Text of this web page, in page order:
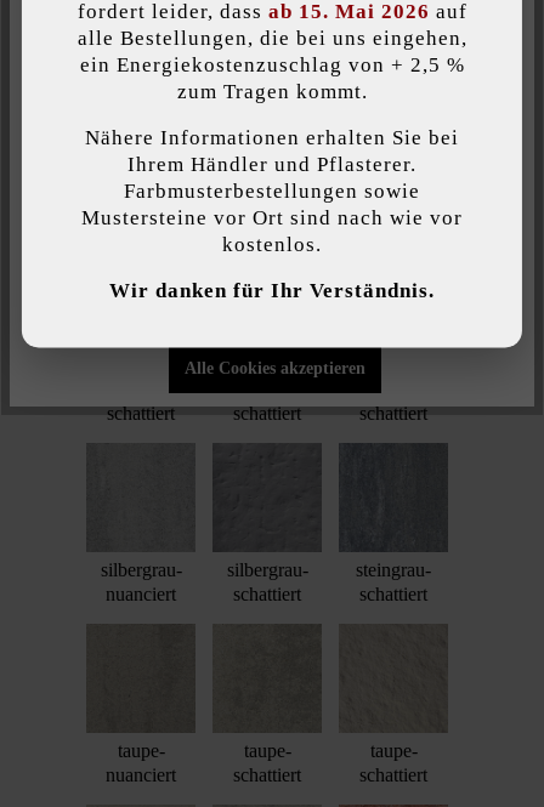
platin mittel-
kristall
feingestrahlt
porphyr-
schattiert
quarzit-
schattiert
quarzit
sandgelb-
schattiert
sandstein-
schattiert
schiefer-
schattiert
silbergrau-
nuanciert
silbergrau-
schattiert
steingrau-
schattiert
taupe-
nuanciert
taupe-
schattiert
taupe-
schattiert
Individuelle Cookies akzeptieren
Funktionalität bieten zu können...Mehr Informationen
Individuelle Einstellungen
Alle Cookies akzeptieren
fordert leider, dass ab 15. Mai 2026 auf
alle Bestellungen, die bei uns eingehen,
ein Energiekostenzuschlag von + 2,5 %
zum Tragen kommt.
Nähere Informationen erhalten Sie bei
Ihrem Händler und Pflasterer.
Farbmusterbestellungen sowie
Mustersteine vor Ort sind nach wie vor
kostenlos.
Wir danken für Ihr Verständnis.